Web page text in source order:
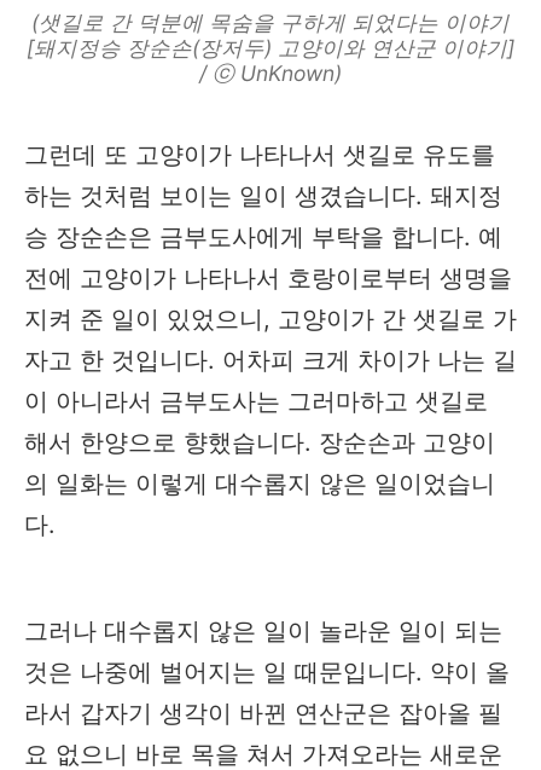
(샛길로 간 덕분에 목숨을 구하게 되었다는 이야기
[돼지정승 장순손(장저두) 고양이와 연산군 이야기]
/ ⓒ UnKnown)
그런데 또 고양이가 나타나서 샛길로 유도를
하는 것처럼 보이는 일이 생겼습니다. 돼지정
승 장순손은 금부도사에게 부탁을 합니다. 예
전에 고양이가 나타나서 호랑이로부터 생명을
지켜 준 일이 있었으니, 고양이가 간 샛길로 가
자고 한 것입니다. 어차피 크게 차이가 나는 길
이 아니라서 금부도사는 그러마하고 샛길로
해서 한양으로 향했습니다. 장순손과 고양이
의 일화는 이렇게 대수롭지 않은 일이었습니
다.
그러나 대수롭지 않은 일이 놀라운 일이 되는
것은 나중에 벌어지는 일 때문입니다. 약이 올
라서 갑자기 생각이 바뀐 연산군은 잡아올 필
요 없으니 바로 목을 쳐서 가져오라는 새로운